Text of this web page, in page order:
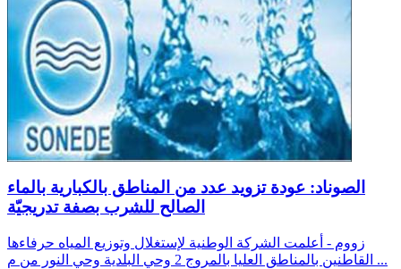
الصوناد: عودة تزويد عدد من المناطق بالكبارية بالماء
الصالح للشرب بصفة تدريجيّة
زووم - أعلمت الشركة الوطنية لإستغلال وتوزيع المياه حرفاءها
القاطنين بالمناطق العليا بالمروج 2 وحي البلدية وحي النور من م ...